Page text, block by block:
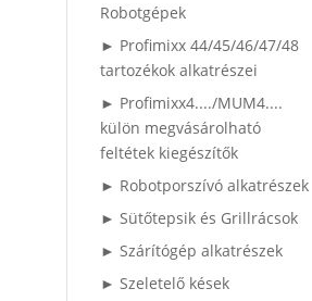
Robotgépek
► Profimixx 44/45/46/47/48
tartozékok alkatrészei
► Profimixx4..../MUM4....
külön megvásárolható
feltétek kiegészítők
► Robotporszívó alkatrészek
► Sütőtepsik és Grillrácsok
► Szárítógép alkatrészek
► Szeletelő kések